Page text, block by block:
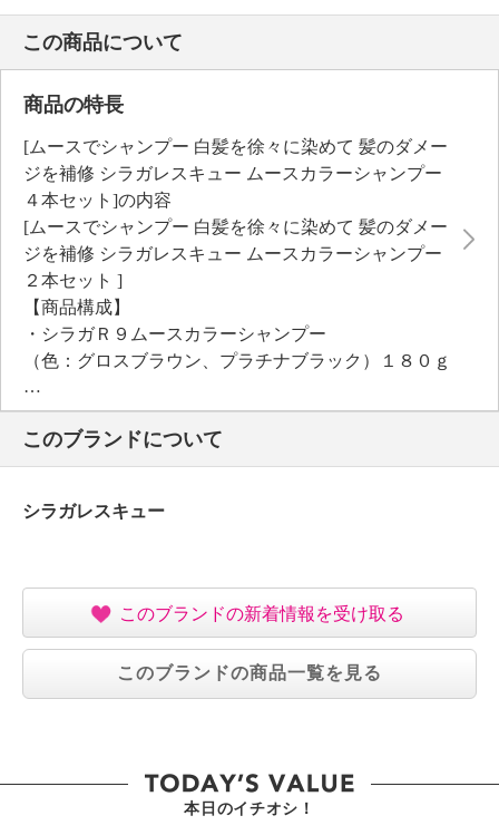
この商品について
商品の特長
[ムースでシャンプー 白髪を徐々に染めて 髪のダメー
ジを補修 シラガレスキュー ムースカラーシャンプー
４本セット]の内容
[ムースでシャンプー 白髪を徐々に染めて 髪のダメー
ジを補修 シラガレスキュー ムースカラーシャンプー
２本セット ]
【商品構成】
・シラガＲ９ムースカラーシャンプー
（色：グロスブラウン、プラチナブラック）１８０ｇ
×２
・同梱文書「シラガＲ９ムースカラーシャンプーご使
用方法」
ジを補修 シラガレスキュー ムースカラーシャンプー
・シラガＲ９ムースカラーシャンプー
（色：グロスブラウン、プラチナブラック）１８０ｇ
×２
・同梱文書「シラガＲ９ムースカラーシャンプーご使
ジを補修 シラガレスキュー ムースカラーシャンプー
４本セット]の商品説明
このブランドについて
シラガレスキュー
このブランドの新着情報を受け取る
このブランドの商品一覧を見る
本日のイチオシ！